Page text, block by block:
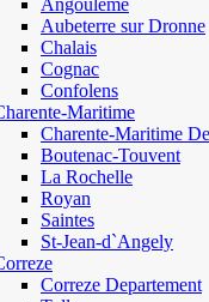
Angouleme
Aubeterre sur Dronne
Chalais
Cognac
Confolens
Maritime
Charente-Maritime
Boutenac-Touvent
La Rochelle
Royan
Saintes
St-Jean-d`Angely
Correze Departement